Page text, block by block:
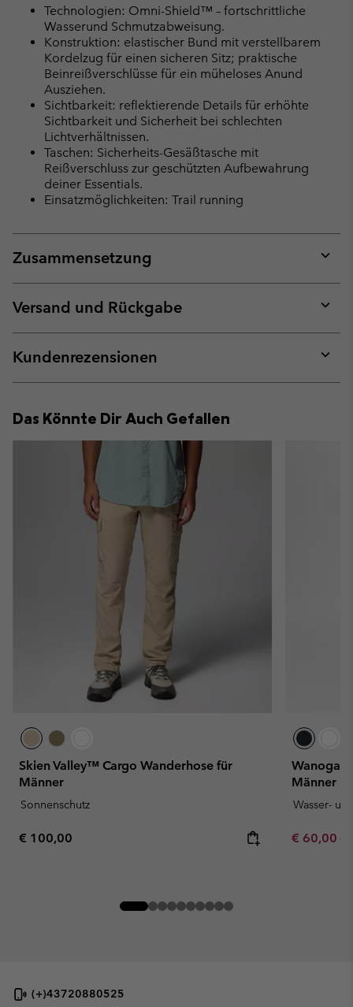
Technologien: Omni-Shield™ – fortschrittliche
Wasserund Schmutzabweisung.
Konstruktion: elastischer Bund mit verstellbarem
Kordelzug für einen sicheren Sitz; praktische
Beinreißverschlüsse für ein müheloses Anund
Ausziehen.
Sichtbarkeit: reflektierende Details für erhöhte
Sichtbarkeit und Sicherheit bei schlechten
Lichtverhältnissen.
Taschen: Sicherheits-Gesäßtasche mit
Reißverschluss zur geschützten Aufbewahrung
deiner Essentials.
Einsatzmöglichkeiten: Trail running
Zusammensetzung
or
Versand und Rückgabe
or
Kundenrezensionen
or
Das Könnte Dir Auch Gefallen
Skien Valley™ Cargo Wanderhose für
Männer
Sonnenschutz
Regular price:
€ 100,00
Wanoga™
Männer
Wasser-
Sale price:
€ 60,00€
(+)43720880525